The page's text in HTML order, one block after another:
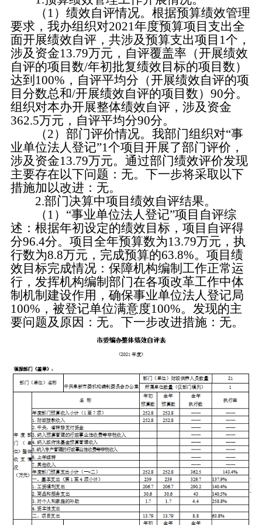
（1）绩效自评情况。根据预算绩效管理
要求，我办组织对2021年度预算项目支出全
面开展绩效自评，共涉及预算支出项目1个，
涉及资金13.79万元，自评覆盖率（开展绩效
自评的项目数/年初批复绩效目标的项目数）
达到100%，自评平均分（开展绩效自评的项
目分数总和/开展绩效自评的项目数）90分。
组织对本办开展整体绩效自评，涉及资金
362.5万元，自评平均分90分。
（2）部门评价情况。我部门组织对“事
业单位法人登记”1个项目开展了部门评价，
涉及资金13.79万元。通过部门绩效评价发现
主要存在以下问题：无。下一步将采取以下
措施加以改进：无。
2.部门决算中项目绩效自评结果。
（1）“事业单位法人登记”项目自评综
述：根据年初设定的绩效目标，项目自评得
分96.4分。项目全年预算数为13.79万元，执
行数为8.8万元，完成预算的63.8%。项目绩
效目标完成情况：保障机构编制工作正常运
行，发挥机构编制部门在各项改革工作中体
制机制建设作用，确保事业单位法人登记局
100%，被登记单位满意度100%。发现的主
要问题及原因：无。下一步改进措施：无。